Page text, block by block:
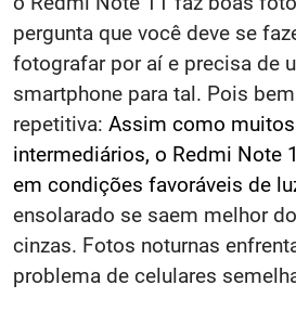
pergunta que você deve se
fotografar por aí e precisa de
smartphone para tal. Pois
repetitiva: Assim como
intermediários, o Redmi Note
em condições favoráveis de
ensolarado se saem melhor
cinzas. Fotos noturnas
problema de celulares